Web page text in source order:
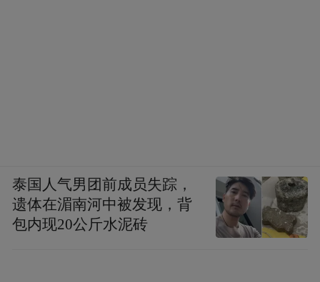
泰国人气男团前成员失踪，
遗体在湄南河中被发现，背
包内现20公斤水泥砖